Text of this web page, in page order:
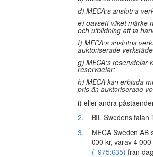
d) MECA:s anslutna
e) oavsett vilket märke
och utbildning att ta
f) MECA:s anslutna
auktoriserade
g) MECA:s reservdelar
reservdelar;
h) MECA kan erbjuda
pris än auktoriserade
i) eller andra
2.
BIL Swedens talan
3.
MECA Sweden
000 kr, varav 4
(1975:635) från